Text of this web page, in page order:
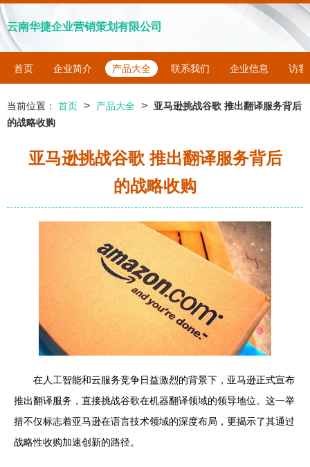
云南华捷企业营销策划有限公司
首页 企业简介 产品大全 联系我们 企业信息 访客
当前位置： 首页 > 产品大全 >
亚马逊挑战谷歌 推出翻译服务背后
的战略收购
亚马逊挑战谷歌 推出翻译服务背后
的战略收购
在人工智能和云服务竞争日益激烈的背景下，亚马逊正式宣布
推出翻译服务，直接挑战谷歌在机器翻译领域的领导地位。这一举
措不仅标志着亚马逊在语言技术领域的深度布局，更揭示了其通过
战略性收购加速创新的路径。